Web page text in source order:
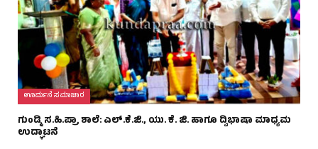
ಊರ್ಮನೆ ಸಮಾಚಾರ
ಗುಂಡ್ಮಿ ಸ.ಹಿ.ಪ್ರಾ ಶಾಲೆ: ಎಲ್.ಕೆ.ಜಿ., ಯು. ಕೆ. ಜಿ. ಹಾಗೂ ದ್ವಿಭಾಷಾ ಮಾಧ್ಯಮ
ಉದ್ಘಾಟನೆ